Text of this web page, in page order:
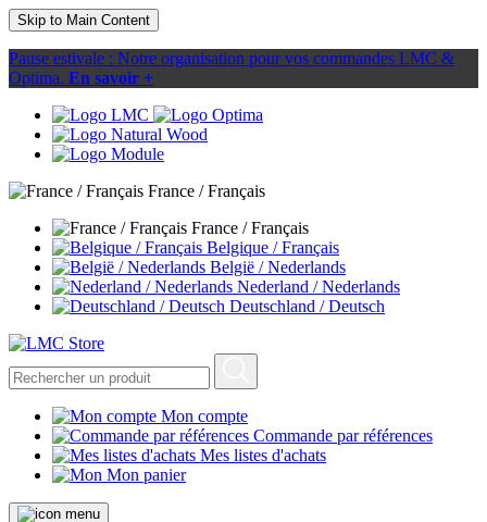
Skip to Main Content
Pause estivale : Notre organisation pour vos commandes LMC &
Optima. En savoir +
France / Français
France / Français
Belgique / Français
België / Nederlands
Nederland / Nederlands
Deutschland / Deutsch
Mon compte
Commande par références
Mes listes d'achats
Mon panier